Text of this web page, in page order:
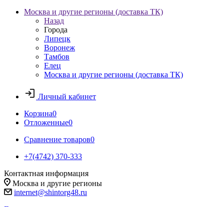
Москва и другие регионы (доставка ТК)
Назад
Города
Липецк
Воронеж
Тамбов
Елец
Москва и другие регионы (доставка ТК)
Личный кабинет
Корзина0
Отложенные0
Сравнение товаров0
+7(4742) 370-333
Контактная информация
Москва и другие регионы
internet@shintorg48.ru